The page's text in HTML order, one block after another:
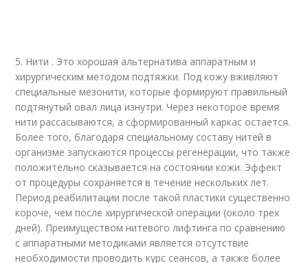
5. Нити . Это хорошая альтернатива аппаратным и
хирургическим методом подтяжки. Под кожу вживляют
специальные мезонити, которые формируют правильный
подтянутый овал лица изнутри. Через некоторое время
нити рассасываются, а сформированный каркас остается.
Более того, благодаря специальному составу нитей в
организме запускаются процессы регенерации, что также
положительно сказывается на состоянии кожи. Эффект
от процедуры сохраняется в течение нескольких лет.
Период реабилитации после такой пластики существенно
короче, чем после хирургической операции (около трех
дней). Преимуществом нитевого лифтинга по сравнению
с аппаратными методиками является отсутствие
необходимости проводить курс сеансов, а также более